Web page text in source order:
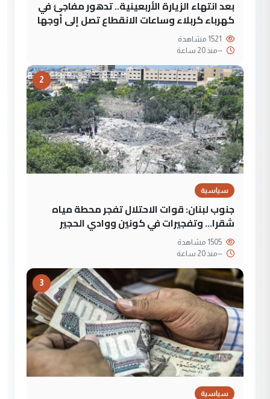
بعد انتهاء الزيارة الأربعينية.. تدهور مفاجئ في
كهرباء كربلاء وساعات الانقطاع تصل إلى أوجها
--منذ 20 ساعة
2
سياسية
جنوب لبنان: قوات الاحتلال تفجر محطة مياه
شقرا… وتفجيرات في كونين ووادي الحجير
--منذ 20 ساعة
3
سياسية